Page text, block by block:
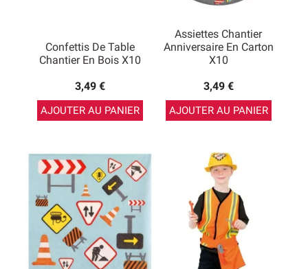
Confettis De Table
Chantier En Bois X10
3,49 €
AJOUTER AU PANIER
Assiettes Chantier
Anniversaire En Carton
X10
3,49 €
AJOUTER AU PANIER